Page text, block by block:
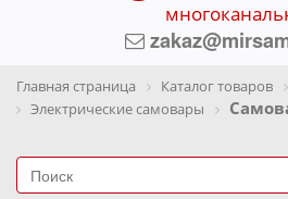
Главная страница Каталог товаров
Электрические самовары